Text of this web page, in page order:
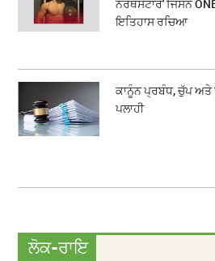
ਨੌਰਥਸਟਾਰ' ਜਿਸਨੇ
ਇਤਿਹਾਸ ਰਚਿਆ
ਕਾਨੂੰਨ ਪ੍ਰਬੰਧ, ਚੁੱਪ
ਪਲਾਹੀ
ਲੋਕ-ਰਾਇ